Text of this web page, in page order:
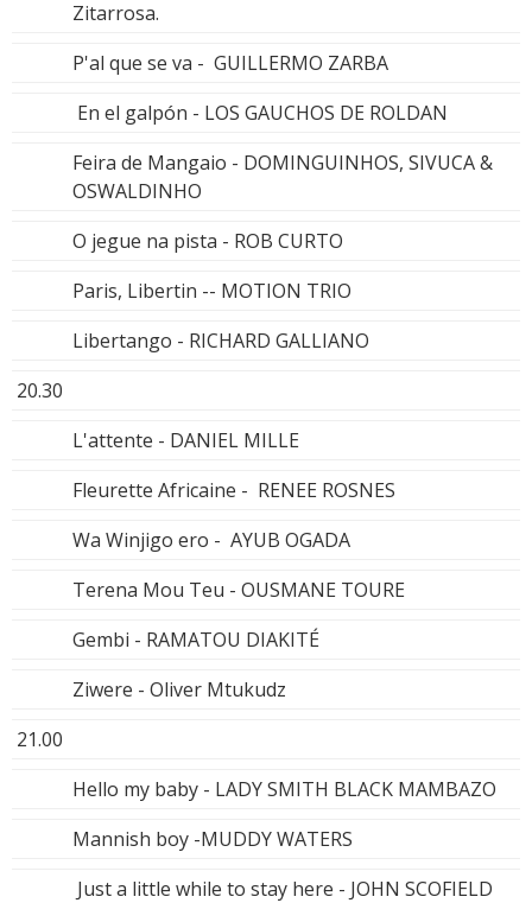
Zitarrosa.
P'al que se va - GUILLERMO ZARBA
En el galpón - LOS GAUCHOS DE ROLDAN
Feira de Mangaio - DOMINGUINHOS, SIVUCA &
OSWALDINHO
O jegue na pista - ROB CURTO
Paris, Libertin -- MOTION TRIO
Libertango - RICHARD GALLIANO
20.30
L'attente - DANIEL MILLE
Fleurette Africaine - RENEE ROSNES
Wa Winjigo ero - AYUB OGADA
Terena Mou Teu - OUSMANE TOURE
Gembi - RAMATOU DIAKITÉ
Ziwere - Oliver Mtukudz
21.00
Hello my baby - LADY SMITH BLACK MAMBAZO
Mannish boy -MUDDY WATERS
Just a little while to stay here - JOHN SCOFIELD